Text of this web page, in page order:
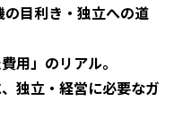
目利き・独立への道
用」のリアル。
・経営に必要なガ